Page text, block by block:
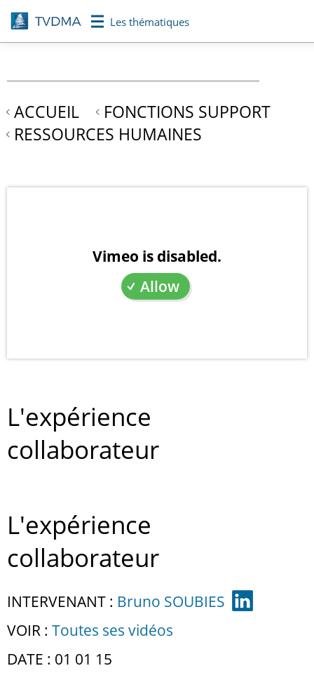
Aller
au
contenu
Les thématiques
ACCUEIL
FONCTIONS SUPPORT
RESSOURCES HUMAINES
Vimeo is disabled.
Allow
L'expérience
collaborateur
L'expérience
collaborateur
INTERVENANT : Bruno SOUBIES
VOIR : Toutes ses vidéos
DATE : 01 01 15